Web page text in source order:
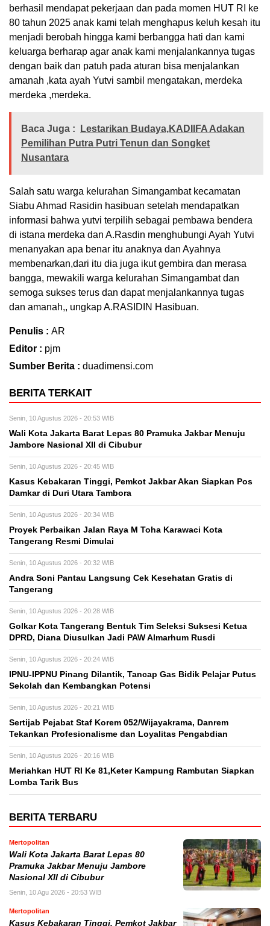
berhasil mendapat pekerjaan dan pada momen HUT RI ke
80 tahun 2025 anak kami telah menghapus keluh kesah itu
menjadi berobah hingga kami berbangga hati dan kami
keluarga berharap agar anak kami menjalankannya tugas
dengan baik dan patuh pada aturan bisa menjalankan
amanah ,kata ayah Yutvi sambil mengatakan, merdeka
merdeka ,merdeka.
Baca Juga :
Lestarikan Budaya,KADIIFA Adakan
Pemilihan Putra Putri Tenun dan Songket
Nusantara
Salah satu warga kelurahan Simangambat kecamatan
Siabu Ahmad Rasidin hasibuan setelah mendapatkan
informasi bahwa yutvi terpilih sebagai pembawa bendera
di istana merdeka dan A.Rasdin menghubungi Ayah Yutvi
menanyakan apa benar itu anaknya dan Ayahnya
membenarkan,dari itu dia juga ikut gembira dan merasa
bangga, mewakili warga kelurahan Simangambat dan
semoga sukses terus dan dapat menjalankannya tugas
dan amanah,, ungkap A.RASIDIN Hasibuan.
Penulis : AR
Editor : pjm
Sumber Berita : duadimensi.com
BERITA TERKAIT
Senin, 10 Agustus 2026 - 20:53 WIB
Wali Kota Jakarta Barat Lepas 80 Pramuka Jakbar Menuju
Jambore Nasional XII di Cibubur
Senin, 10 Agustus 2026 - 20:45 WIB
Kasus Kebakaran Tinggi, Pemkot Jakbar Akan Siapkan Pos
Damkar di Duri Utara Tambora
Senin, 10 Agustus 2026 - 20:34 WIB
Proyek Perbaikan Jalan Raya M Toha Karawaci Kota
Tangerang Resmi Dimulai
Senin, 10 Agustus 2026 - 20:32 WIB
Andra Soni Pantau Langsung Cek Kesehatan Gratis di
Tangerang
Senin, 10 Agustus 2026 - 20:28 WIB
Golkar Kota Tangerang Bentuk Tim Seleksi Suksesi Ketua
DPRD, Diana Diusulkan Jadi PAW Almarhum Rusdi
Senin, 10 Agustus 2026 - 20:24 WIB
IPNU-IPPNU Pinang Dilantik, Tancap Gas Bidik Pelajar Putus
Sekolah dan Kembangkan Potensi
Senin, 10 Agustus 2026 - 20:21 WIB
Sertijab Pejabat Staf Korem 052/Wijayakrama, Danrem
Tekankan Profesionalisme dan Loyalitas Pengabdian
Senin, 10 Agustus 2026 - 20:16 WIB
Meriahkan HUT RI Ke 81,Keter Kampung Rambutan Siapkan
Lomba Tarik Bus
BERITA TERBARU
Mertopolitan
Wali Kota Jakarta Barat Lepas 80
Pramuka Jakbar Menuju Jambore
Nasional XII di Cibubur
Senin, 10 Agu 2026 - 20:53 WIB
Mertopolitan
Kasus Kebakaran Tinggi, Pemkot Jakbar